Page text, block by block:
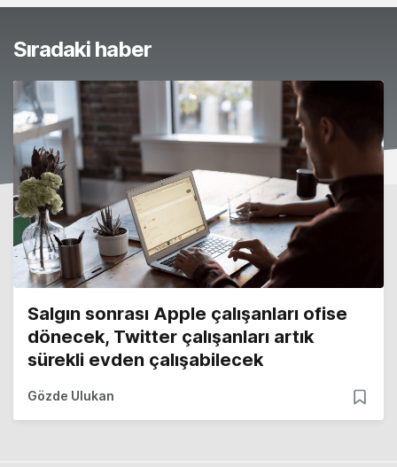
Sıradaki haber
Salgın sonrası Apple çalışanları ofise
dönecek, Twitter çalışanları artık
sürekli evden çalışabilecek
Gözde Ulukan